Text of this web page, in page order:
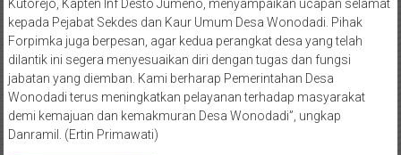
Kutorejo, Kapten Inf Desto Jumeno, menyampaikan ucapan selamat
kepada Pejabat Sekdes dan Kaur Umum Desa Wonodadi. Pihak
Forpimka juga berpesan, agar kedua perangkat desa yang telah
dilantik ini segera menyesuaikan diri dengan tugas dan fungsi
jabatan yang diemban. Kami berharap Pemerintahan Desa
Wonodadi terus meningkatkan pelayanan terhadap masyarakat
demi kemajuan dan kemakmuran Desa Wonodadi”, ungkap
Danramil. (Ertin Primawati)